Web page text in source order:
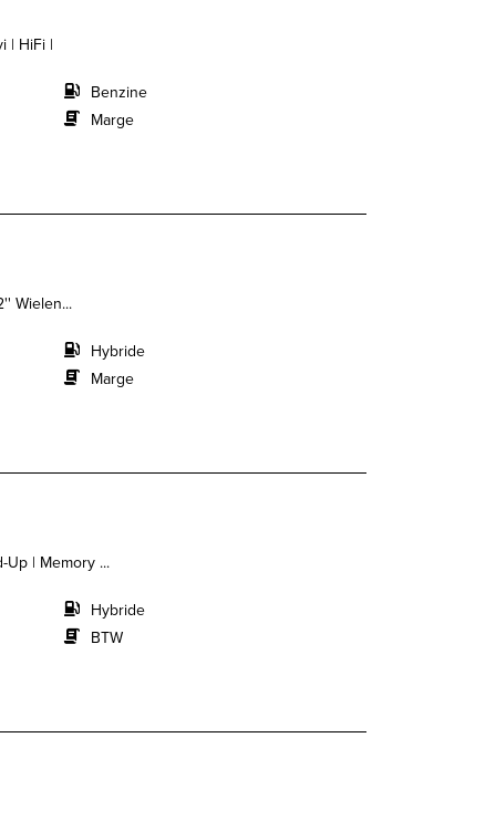
| HiFi |
Benzine
Marge
Wielen...
Hybride
Marge
Up | Memory ...
Hybride
BTW